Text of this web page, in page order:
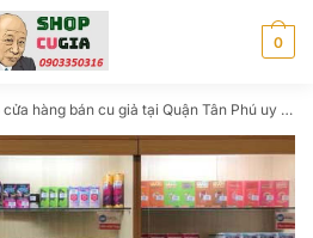
0
hàng bán cu giả tại Quận Tân Phú uy tín